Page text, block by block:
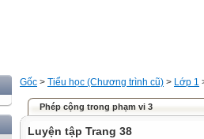
Gốc > Tiểu học (Chương trình cũ) > Lớp 1
Phép cộng trong phạm vi 3
Luyện tập Trang 38